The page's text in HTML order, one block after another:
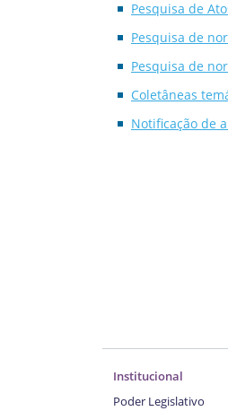
Pesquisa de
Pesquisa de
Pesquisa de
Coletâneas
Notificação de
Institucional
Poder Legislativo